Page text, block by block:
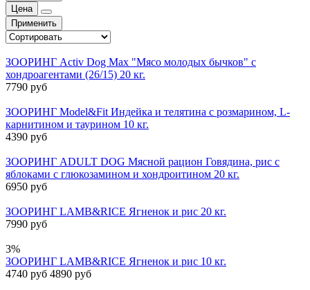
Цена
Применить
ЗООРИНГ Activ Dog Max "Мясо молодых бычков" с
хондроагентами (26/15) 20 кг.
7790 руб
ЗООРИНГ Model&Fit Индейка и телятина с розмарином, L-
карнитином и таурином 10 кг.
4390 руб
ЗООРИНГ ADULT DOG Мясной рацион Говядина, рис с
яблоками с глюкозамином и хондроитином 20 кг.
6950 руб
ЗООРИНГ LAMB&RICE Ягненок и рис 20 кг.
7990 руб
3%
ЗООРИНГ LAMB&RICE Ягненок и рис 10 кг.
4740 руб 4890 руб